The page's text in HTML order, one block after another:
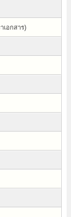
เอกสาร)